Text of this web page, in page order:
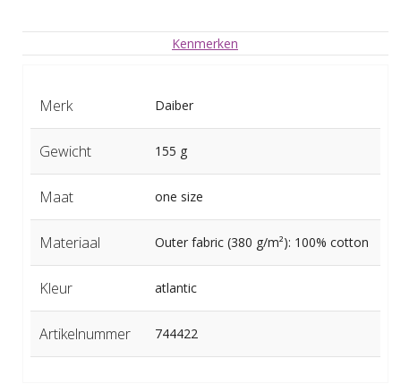
Kenmerken
Merk Daiber
Gewicht 155 g
Maat one size
Materiaal Outer fabric (380 g/m²): 100% cotton
Kleur atlantic
Artikelnummer 744422